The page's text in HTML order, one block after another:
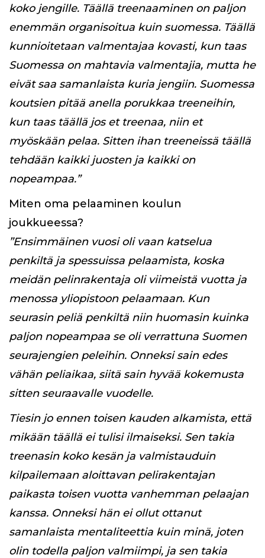
koko jengille. Täällä treenaaminen on paljon
enemmän organisoitua kuin suomessa. Täällä
kunnioitetaan valmentajaa kovasti, kun taas
Suomessa on mahtavia valmentajia, mutta he
eivät saa samanlaista kuria jengiin. Suomessa
koutsien pitää anella porukkaa treeneihin,
kun taas täällä jos et treenaa, niin et
myöskään pelaa. Sitten ihan treeneissä täällä
tehdään kaikki juosten ja kaikki on
nopeampaa.”
Miten oma pelaaminen koulun
joukkueessa?
”Ensimmäinen vuosi oli vaan katselua
penkiltä ja spessuissa pelaamista, koska
meidän pelinrakentaja oli viimeistä vuotta ja
menossa yliopistoon pelaamaan. Kun
seurasin peliä penkiltä niin huomasin kuinka
paljon nopeampaa se oli verrattuna Suomen
seurajengien peleihin. Onneksi sain edes
vähän peliaikaa, siitä sain hyvää kokemusta
sitten seuraavalle vuodelle.
Tiesin jo ennen toisen kauden alkamista, että
mikään täällä ei tulisi ilmaiseksi. Sen takia
treenasin koko kesän ja valmistauduin
kilpailemaan aloittavan pelirakentajan
paikasta toisen vuotta vanhemman pelaajan
kanssa. Onneksi hän ei ollut ottanut
samanlaista mentaliteettia kuin minä, joten
olin todella paljon valmiimpi, ja sen takia